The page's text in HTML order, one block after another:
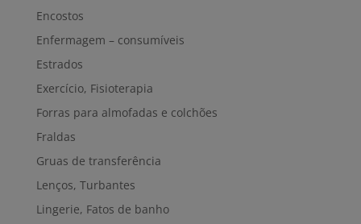
Encostos
Enfermagem – consumíveis
Estrados
Exercício, Fisioterapia
Forras para almofadas e colchões
Fraldas
Gruas de transferência
Lenços, Turbantes
Lingerie, Fatos de banho